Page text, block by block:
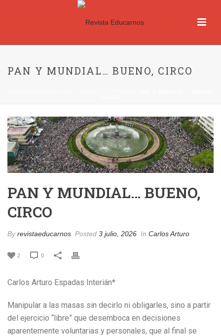
PAN Y MUNDIAL… BUENO, CIRCO
PAN Y MUNDIAL… BUENO,
CIRCO
Byrevistaeducarnos Posted 3 julio, 2026 In Carlos Arturo
2 0
Carlos Arturo Espadas Interián*
Manipular a las masas sin decirlo ni obligarles, sino a partir
del ejercicio “libre” que desemboca en decisiones
aparentemente voluntarias y personales, que al final se